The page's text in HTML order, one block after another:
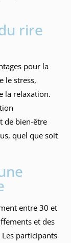
rire
pour la
le stress,
la relaxation.
de bien-être
quel que soit
entre 30 et
et des
participants